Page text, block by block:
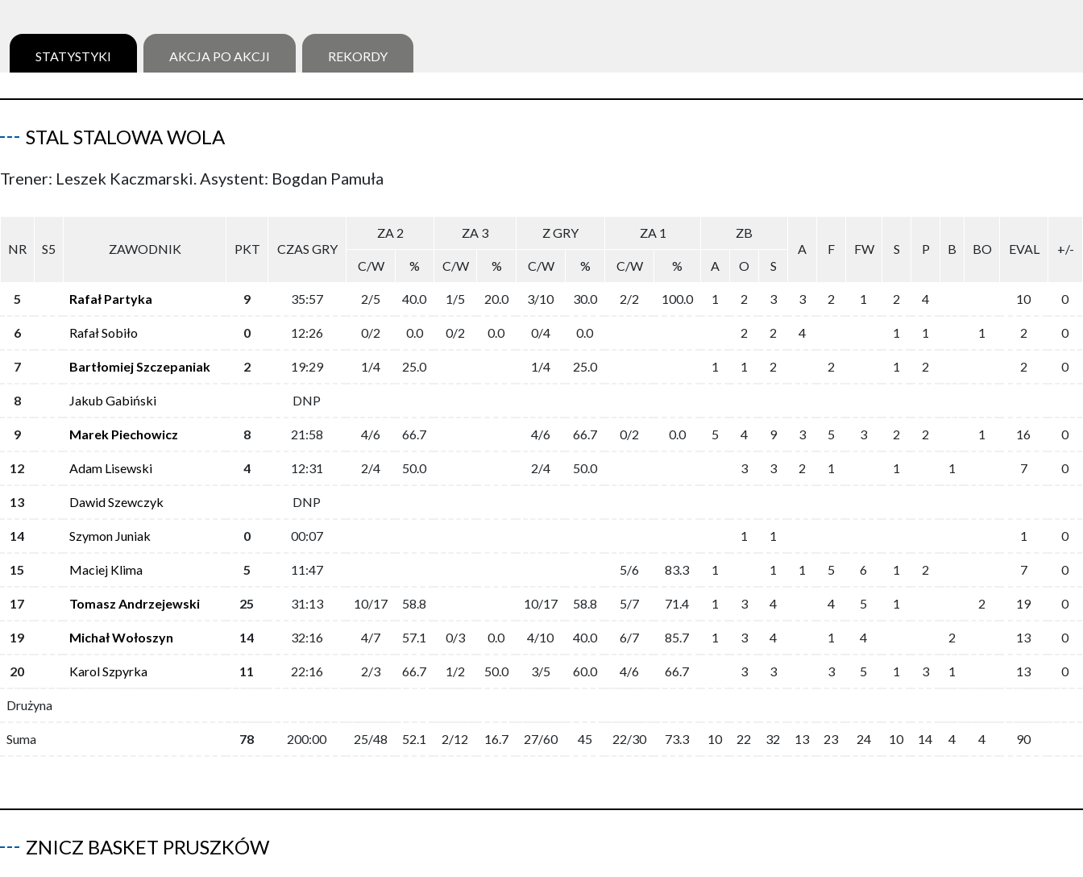
STATYSTYKI AKCJA PO AKCJI REKORDY
STAL STALOWA WOLA
Trener: Leszek Kaczmarski. Asystent: Bogdan Pamuła
NR S5 ZAWODNIK PKT CZAS GRY
ZA 2 ZA 3 Z GRY ZA 1
ZB
A
F FW S P B BO EVAL
+/-
C/W
% C/W % C/W % C/W % A O S
5 Rafał Partyka 9 35:57 2/5 40.0 1/5 20.0 3/10 30.0 2/2 100.0 1 2 3 3 2 1 2 4 10 0
6 Rafał Sobiło 0 12:26 0/2 0.0 0/2 0.0 0/4 0.0 2 2 4 1 1 1 2 0
7 Bartłomiej Szczepaniak 2 19:29 1/4 25.0 1/4 25.0 1 1 2 2 1 2 2 0
8 Jakub Gabiński DNP
9 Marek Piechowicz 8 21:58 4/6 66.7 4/6 66.7 0/2 0.0 5 4 9 3 5 3 2 2 1 16 0
12 Adam Lisewski 4 12:31 2/4 50.0 2/4 50.0 3 3 2 1 1 1 7 0
13 Dawid Szewczyk DNP
14 Szymon Juniak 0 00:07 1 1 1 0
15 Maciej Klima 5 11:47 5/6 83.3 1 1 1 5 6 1 2 7 0
17 Tomasz Andrzejewski 25 31:13 10/17 58.8 10/17 58.8 5/7 71.4 1 3 4 4 5 1 2 19 0
19 Michał Wołoszyn 14 32:16 4/7 57.1 0/3 0.0 4/10 40.0 6/7 85.7 1 3 4 1 4 2 13 0
20 Karol Szpyrka 11 22:16 2/3 66.7 1/2 50.0 3/5 60.0 4/6 66.7 3 3 3 5 1 3 1 13 0
Drużyna
Suma 78 200:00 25/48 52.1 2/12 16.7 27/60 45 22/30 73.3 10 22 32 13 23 24 10 14 4 4 90
ZNICZ BASKET PRUSZKÓW